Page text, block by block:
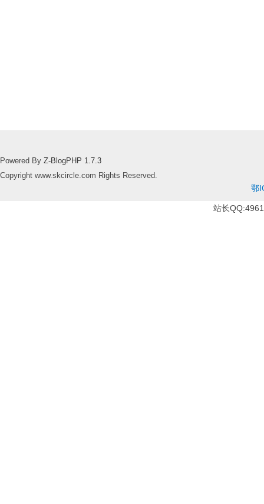
Powered By Z-BlogPHP 1.7.3
Copyright www.skcircle.com Rights Reserved.
鄂
站长